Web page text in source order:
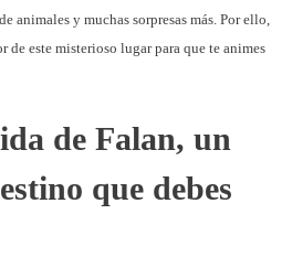
animales y muchas sorpresas más. Por ello,
de este misterioso lugar para que te animes
de Falan, un
que debes